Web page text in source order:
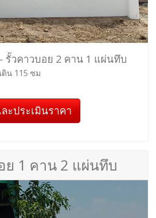
รั้วคาวบอย 2 คาน 1 แผ่นทึบ
น 115 ซม
ะประเมินราคา
ย 1 คาน 2 แผ่นทึบ